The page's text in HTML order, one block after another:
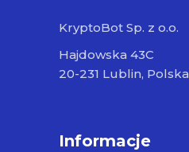
KryptoBot Sp. z o.o.
Hajdowska 43C
20-231 Lublin, Polska
Informacje